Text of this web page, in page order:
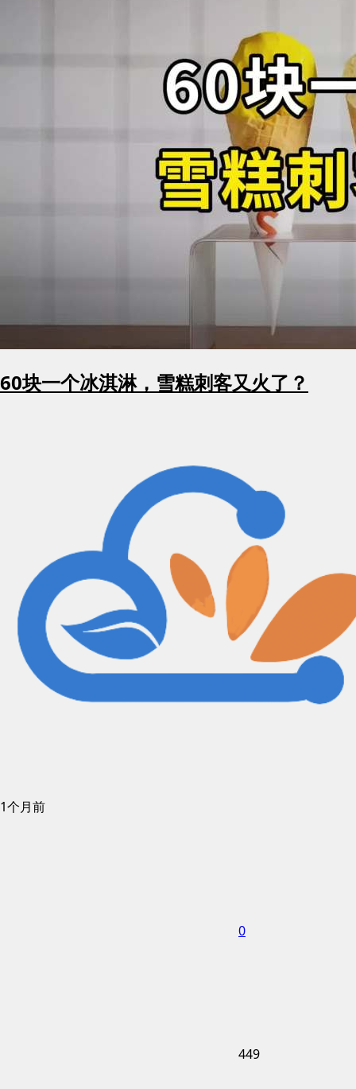
60块一个冰淇淋，雪糕刺客又火了？
1个月前
0
449